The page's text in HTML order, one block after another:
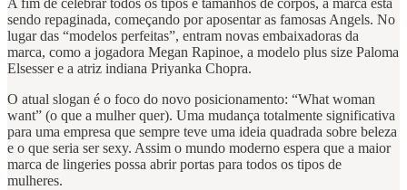
A fim de celebrar todos os tipos e tamanhos de corpos, a marca está
sendo repaginada, começando por aposentar as famosas Angels. No
lugar das “modelos perfeitas”, entram novas embaixadoras da
marca, como a jogadora Megan Rapinoe, a modelo plus size Paloma
Elsesser e a atriz indiana Priyanka Chopra.
O atual slogan é o foco do novo posicionamento: “What woman
want” (o que a mulher quer). Uma mudança totalmente significativa
para uma empresa que sempre teve uma ideia quadrada sobre beleza
e o que seria ser sexy. Assim o mundo moderno espera que a maior
marca de lingeries possa abrir portas para todos os tipos de
mulheres.